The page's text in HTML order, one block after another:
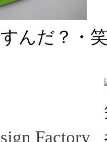
んだ？・
Factory